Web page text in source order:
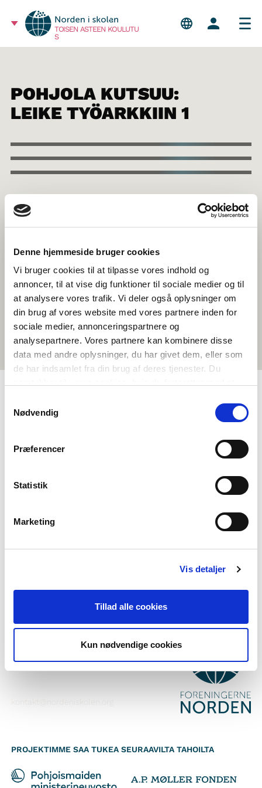
Denne hjemmeside bruger cookies
Vi bruger cookies til at tilpasse vores indhold og
annoncer, til at vise dig funktioner til sociale medier og til
at analysere vores trafik. Vi deler også oplysninger om
din brug af vores website med vores partnere inden for
sociale medier, annonceringspartnere og
analysepartnere. Vores partnere kan kombinere disse
data med andre oplysninger, du har givet dem, eller som
de har indsamlet fra din brug af deres tjenester. Du
Nødvendig
Præferencer
Statistik
Marketing
Vis detaljer
Tillad alle cookies
Kun nødvendige cookies
TOISEN ASTEEN KOULUTU
S
POHJOLA KUTSUU:
LEIKE TYÖARKKIIN 1
Tilaa uutiskirje
Seuraa meitä Facebookissa
Foreningerne Nordens Forbund
1467København K
PROJEKTIMME SAA TUKEA SEURAAVILTA TAHOILTA